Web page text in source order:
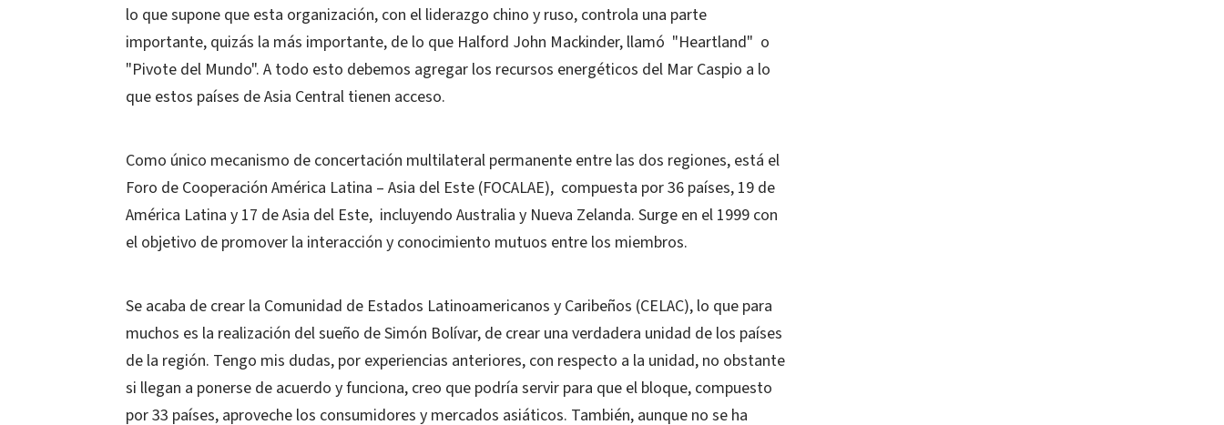
lo que supone que esta organización, con el liderazgo chino y ruso, controla una parte
importante, quizás la más importante, de lo que Halford John Mackinder, llamó "Heartland" o
"Pivote del Mundo". A todo esto debemos agregar los recursos energéticos del Mar Caspio a lo
que estos países de Asia Central tienen acceso.
Como único mecanismo de concertación multilateral permanente entre las dos regiones, está el
Foro de Cooperación América Latina – Asia del Este (FOCALAE), compuesta por 36 países, 19 de
América Latina y 17 de Asia del Este, incluyendo Australia y Nueva Zelanda. Surge en el 1999 con
el objetivo de promover la interacción y conocimiento mutuos entre los miembros.
Se acaba de crear la Comunidad de Estados Latinoamericanos y Caribeños (CELAC), lo que para
muchos es la realización del sueño de Simón Bolívar, de crear una verdadera unidad de los países
de la región. Tengo mis dudas, por experiencias anteriores, con respecto a la unidad, no obstante
si llegan a ponerse de acuerdo y funciona, creo que podría servir para que el bloque, compuesto
por 33 países, aproveche los consumidores y mercados asiáticos. También, aunque no se ha